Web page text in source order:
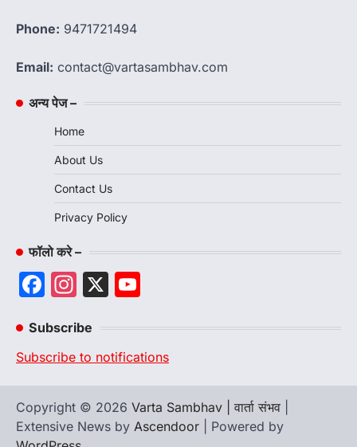
Phone: 9471721494
Email: contact@vartasambhav.com
अन्य पेज –
Home
About Us
Contact Us
Privacy Policy
फॉलो करे –
Facebook
Instagram
X
Subscribe
Subscribe to notifications
Copyright © 2026 Varta Sambhav | वार्ता संभव
Extensive News by Ascendoor | Powered by